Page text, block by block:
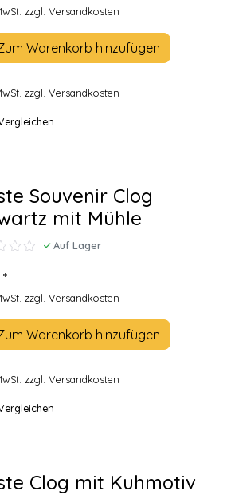
zzgl. Versandkosten
Warenkorb hinzufügen
zzgl. Versandkosten
Souvenir Clog
mit Mühle
Auf Lager
zzgl. Versandkosten
Warenkorb hinzufügen
zzgl. Versandkosten
Clog mit Kuhmotiv